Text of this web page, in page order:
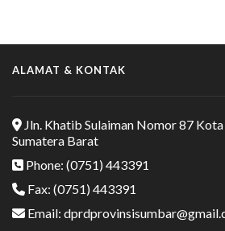
ALAMAT & KONTAK
Jln. Khatib Sulaiman Nomor 87
Sumatera Barat
Phone: (0751) 443391
Fax: (0751) 443391
Email: